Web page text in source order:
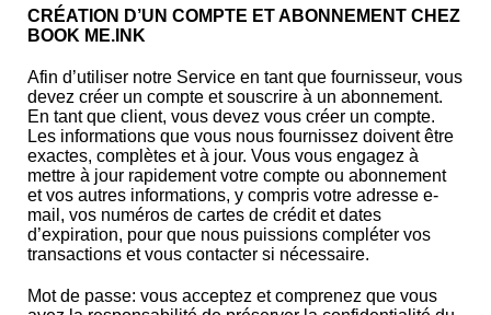
CRÉATION D’UN COMPTE ET ABONNEMENT CHEZ
BOOK ME.INK
Afin d’utiliser notre Service en tant que fournisseur, vous
devez créer un compte et souscrire à un abonnement.
En tant que client, vous devez vous créer un compte.
Les informations que vous nous fournissez doivent être
exactes, complètes et à jour. Vous vous engagez à
mettre à jour rapidement votre compte ou abonnement
et vos autres informations, y compris votre adresse e-
mail, vos numéros de cartes de crédit et dates
d’expiration, pour que nous puissions compléter vos
transactions et vous contacter si nécessaire.
Mot de passe: vous acceptez et comprenez que vous